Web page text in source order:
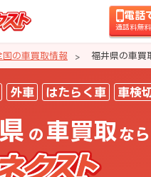
電話
通話料無
国の車買取情報 福井県の車買
車買取ならカ
外車 はたらく車 車検
の 車買取 なら